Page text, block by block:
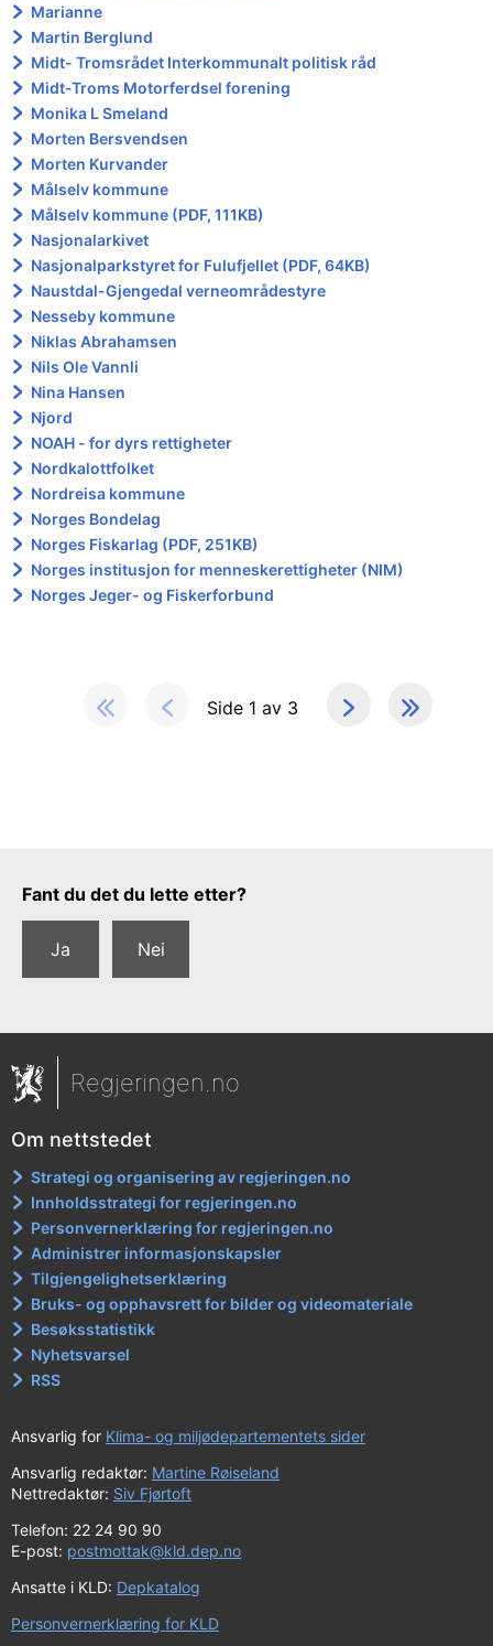
Marianne
Martin Berglund
Midt- Tromsrådet Interkommunalt politisk råd
Midt-Troms Motorferdsel forening
Monika L Smeland
Morten Bersvendsen
Morten Kurvander
Målselv kommune
Målselv kommune (PDF, 111KB)
Nasjonalarkivet
Nasjonalparkstyret for Fulufjellet (PDF, 64KB)
Naustdal-Gjengedal verneområdestyre
Nesseby kommune
Niklas Abrahamsen
Nils Ole Vannli
Nina Hansen
Njord
NOAH - for dyrs rettigheter
Nordkalottfolket
Nordreisa kommune
Norges Bondelag
Norges Fiskarlag (PDF, 251KB)
Norges institusjon for menneskerettigheter (NIM)
Norges Jeger- og Fiskerforbund
Side 1 av 3
Tilbakemeldingsskjema
Fant du det du lette etter?
Ja Nei
Regjeringen.no
Om nettstedet
Strategi og organisering av regjeringen.no
Innholdsstrategi for regjeringen.no
Personvernerklæring for regjeringen.no
Administrer informasjonskapsler
Tilgjengelighetserklæring
Bruks- og opphavsrett for bilder og videomateriale
Besøksstatistikk
Nyhetsvarsel
RSS
Ansvarlig for Klima- og miljødepartementets sider
Ansvarlig redaktør: Martine Røiseland
Nettredaktør: Siv Fjørtoft
Telefon: 22 24 90 90
E-post: postmottak@kld.dep.no
Ansatte i KLD: Depkatalog
Personvernerklæring for KLD